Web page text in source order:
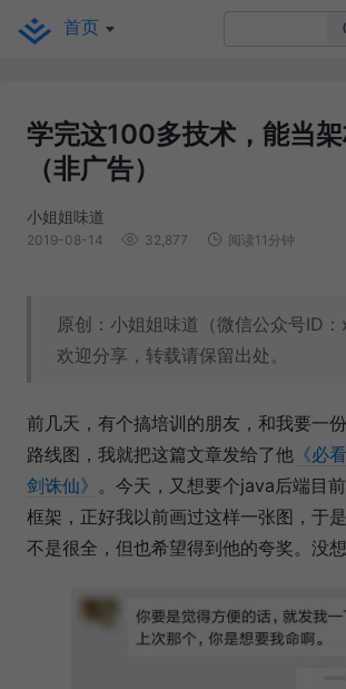
首页
学完这100多技术，能当架
（非广告）
小姐姐味道
2019-08-14 32,877 阅读11分钟
原创：小姐姐味道（微信公众号ID：
欢迎分享，转载请保留出处。
前几天，有个搞培训的朋友，和我要一
路线图，我就把这篇文章发给了他 《必
剑诛仙》 。今天，又想要个java后端目
框架，正好我以前画过这样一张图，于
不是很全，但也希望得到他的夸奖。没